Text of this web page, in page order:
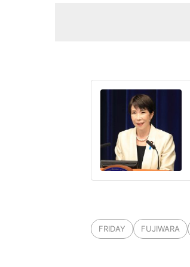
FRIDAY FUJIWARA